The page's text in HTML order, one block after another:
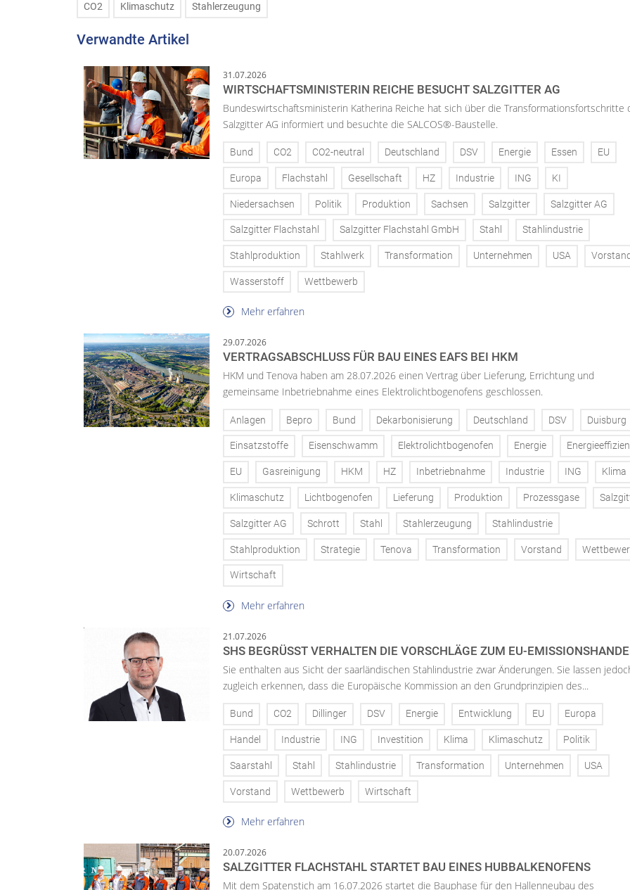
CO2 Klimaschutz Stahlerzeugung
Verwandte Artikel
31.07.2026
WIRTSCHAFTSMINISTERIN REICHE BESUCHT SALZGITTER AG
Bundeswirtschaftsministerin Katherina Reiche hat sich über die Transformationsfortschritte
Salzgitter AG informiert und besuchte die SALCOS®-Baustelle.
Bund CO2 CO2-neutral Deutschland DSV Energie Essen EU
Europa Flachstahl Gesellschaft HZ Industrie ING KI
Niedersachsen Politik Produktion Sachsen Salzgitter Salzgitter AG
Salzgitter Flachstahl Salzgitter Flachstahl GmbH Stahl Stahlindustrie
Stahlproduktion Stahlwerk Transformation Unternehmen USA Vorstand
Wasserstoff Wettbewerb
Mehr erfahren
29.07.2026
VERTRAGSABSCHLUSS FÜR BAU EINES EAFS BEI HKM
HKM und Tenova haben am 28.07.2026 einen Vertrag über Lieferung, Errichtung und
gemeinsame Inbetriebnahme eines Elektrolichtbogenofens geschlossen.
Anlagen Bepro Bund Dekarbonisierung Deutschland DSV Duisburg
Einsatzstoffe Eisenschwamm Elektrolichtbogenofen Energie
EU Gasreinigung HKM HZ Inbetriebnahme Industrie ING Klima
Klimaschutz Lichtbogenofen Lieferung Produktion Prozessgase
Salzgitter AG Schrott Stahl Stahlerzeugung Stahlindustrie
Stahlproduktion Strategie Tenova Transformation Vorstand
Wirtschaft
Mehr erfahren
21.07.2026
SHS BEGRÜSST VERHALTEN DIE VORSCHLÄGE ZUM EU-EMISSIONSHANDEL
Sie enthalten aus Sicht der saarländischen Stahlindustrie zwar Änderungen. Sie lassen
zugleich erkennen, dass die Europäische Kommission an den Grundprinzipien des...
Bund CO2 Dillinger DSV Energie Entwicklung EU Europa
Handel Industrie ING Investition Klima Klimaschutz Politik
Saarstahl Stahl Stahlindustrie Transformation Unternehmen USA
Vorstand Wettbewerb Wirtschaft
Mehr erfahren
20.07.2026
SALZGITTER FLACHSTAHL STARTET BAU EINES HUBBALKENOFENS
Mit dem Spatenstich am 16.07.2026 startet die Bauphase für den Hallenneubau des